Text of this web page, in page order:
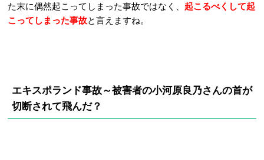
た末に偶然起こってしまった事故ではなく、 起こるべくして起
こってしまった事故と言えますね。
エキスポランド事故～被害者の小河原良乃さんの首が
切断されて飛んだ？